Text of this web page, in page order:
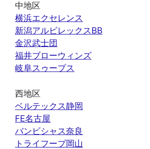
中地区
横浜エクセレンス
新潟アルビレックスBB
金沢武士団
福井ブローウィンズ
岐阜スゥープス
西地区
ベルテックス静岡
FE名古屋
バンビシャス奈良
トライフープ岡山